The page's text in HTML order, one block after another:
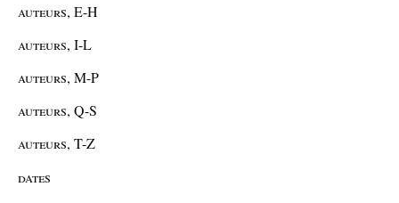
auteurs, E-H
auteurs, I-L
auteurs, M-P
auteurs, Q-S
auteurs, T-Z
dates